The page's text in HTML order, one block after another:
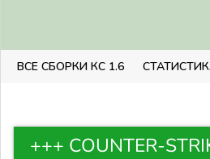
ВСЕ СБОРКИ КС 1.6
+++ COUNTER-